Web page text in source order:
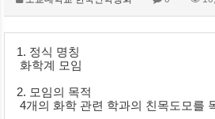
1. 정식 명칭
화학계 모임
2. 모임의 목적
4개의 화학 관련 학과의 친목도모를